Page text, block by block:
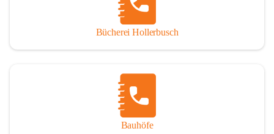
565 bis 2.123 m
Untertal, St. Katharein an der Laming, Hüttengraben,
Bücherei Hollerbusch
Bauhöfe